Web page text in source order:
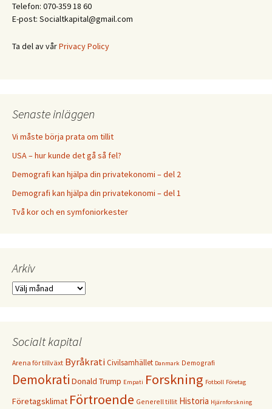
Telefon: 070-359 18 60
E-post: Socialtkapital@gmail.com
Ta del av vårPrivacy Policy
Senaste inläggen
Vi måste börja prata om tillit
USA – hur kunde det gå så fel?
Demografi kan hjälpa din privatekonomi – del 2
Demografi kan hjälpa din privatekonomi – del 1
Två kor och en symfoniorkester
Arkiv
Arkiv
Socialt kapital
Arena för tillväxt ByråkratiCivilsamhället Danmark Demografi
Demokrati Donald Trump Empati Forskning Fotboll Företag
Företagsklimat Förtroende Generell tillit Historia Hjärnforskning